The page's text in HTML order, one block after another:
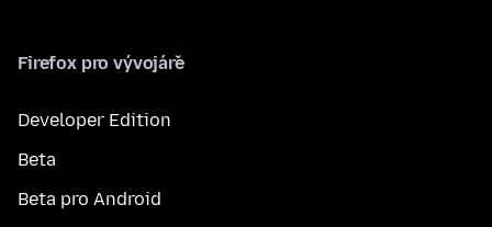
Firefox pro vývojáře
Developer Edition
Beta
Beta pro Android